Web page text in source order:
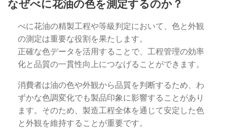
なぜべに花油の色を測定するのか？
べに花油の精製工程や等級判定において、色と外観
の測定は重要な役割を果たします。
正確な色データを活用することで、工程管理の効率
化と品質の一貫性向上につなげることができます。
消費者は油の色や外観から品質を判断するため、わ
ずかな色調変化でも製品印象に影響することがあり
ます。そのため、製造工程全体を通じて安定した色
と外観を維持することが重要です。